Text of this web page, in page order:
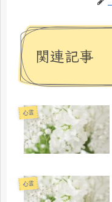
関連記事
心霊
心霊